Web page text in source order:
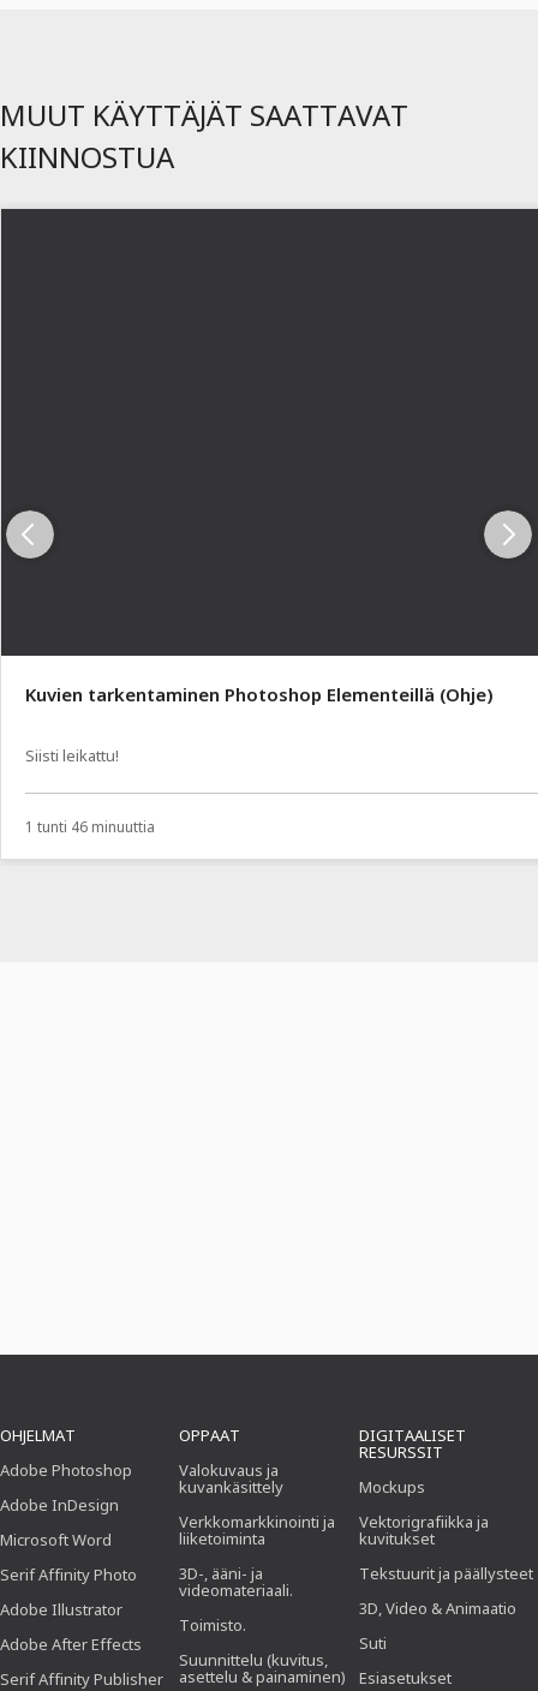
MUUT KÄYTTÄJÄT SAATTAVAT
KIINNOSTUA
Kuvien tarkentaminen Photoshop Elementeillä (Ohje)
Siisti leikattu!
1 tunti 46 minuuttia
OHJELMAT
Adobe Photoshop
Adobe InDesign
Microsoft Word
Serif Affinity Photo
Adobe Illustrator
Adobe After Effects
Serif Affinity Publisher
OPPAAT
Valokuvaus ja
kuvankäsittely
Verkkomarkkinointi ja
liiketoiminta
3D-, ääni- ja
videomateriaali.
Toimisto.
Suunnittelu (kuvitus,
asettelu & painaminen)
DIGITAALISET
RESURSSIT
Mockups
Vektorigrafiikka ja
kuvitukset
Tekstuurit ja päällysteet
3D, Video & Animaatio
Suti
Esiasetukset